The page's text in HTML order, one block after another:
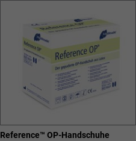
Reference™ OP-Handschuhe